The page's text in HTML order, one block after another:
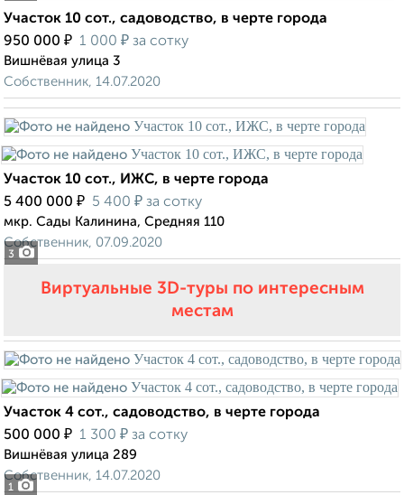
Участок 10 сот., садоводство, в черте города
950 000 ₽ 1 000 ₽ за сотку
Вишнёвая улица 3
Собственник, 14.07.2020
3
Участок 10 сот., ИЖС, в черте города
5 400 000 ₽ 5 400 ₽ за сотку
мкр. Сады Калинина, Средняя 110
Собственник, 07.09.2020
Виртуальные 3D-туры по интересным
местам
1
Участок 4 сот., садоводство, в черте города
500 000 ₽ 1 300 ₽ за сотку
Вишнёвая улица 289
Собственник, 14.07.2020